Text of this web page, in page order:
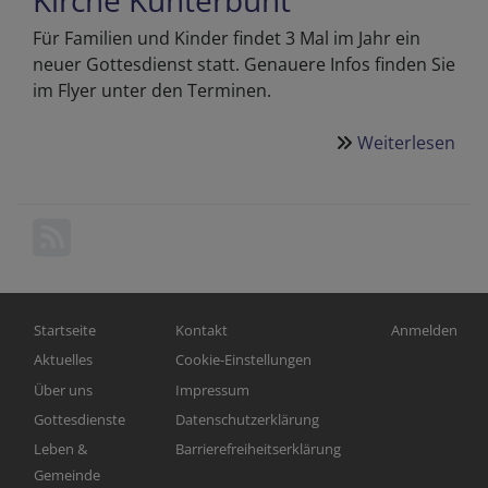
Für Familien und Kinder findet 3 Mal im Jahr ein
neuer Gottesdienst statt. Genauere Infos finden Sie
im Flyer unter den Terminen.
Weiterlesen
Hauptnavigation
Startseite
Aktuelles
Über uns
Gottesdienste
Leben &
Gemeinde
Fußbereichsmenü
Kontakt
Cookie-Einstellungen
Impressum
Datenschutzerklärung
Barrierefreiheitserklärung
Anmelden